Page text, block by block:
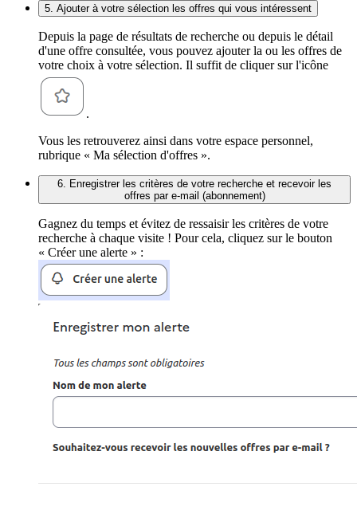
5. Ajouter à votre sélection les offres qui vous intéressent
Depuis la page de résultats de recherche ou depuis le détail
d'une offre consultée, vous pouvez ajouter la ou les offres de
votre choix à votre sélection. Il suffit de cliquer sur l'icône
.
Vous les retrouverez ainsi dans votre espace personnel,
rubrique « Ma sélection d'offres ».
6. Enregistrer les critères de votre recherche et recevoir les
offres par e-mail (abonnement)
Gagnez du temps et évitez de ressaisir les critères de votre
recherche à chaque visite ! Pour cela, cliquez sur le bouton
« Créer une alerte » :